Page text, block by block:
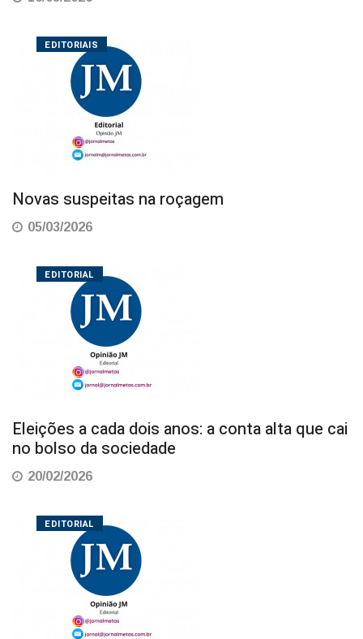
EDITORIAIS
Novas suspeitas na roçagem
05/03/2026
EDITORIAL
Eleições a cada dois anos: a conta alta que cai
no bolso da sociedade
20/02/2026
EDITORIAL